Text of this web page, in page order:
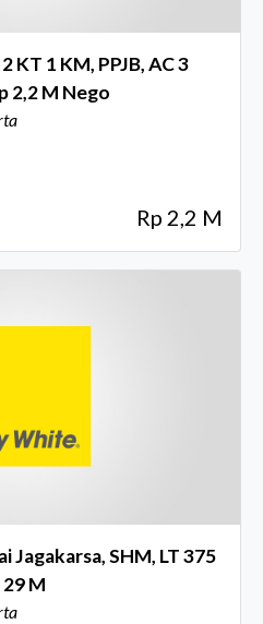
KT 1 KM, PPJB, AC 3
2,2 M Nego
Rp 2,2 M
Jagakarsa, SHM, LT 375
29 M